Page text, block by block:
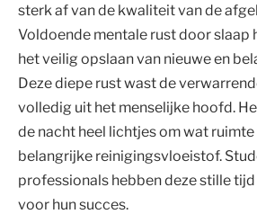
sterk af van de kwaliteit van de
Voldoende mentale rust door slaap
het veilig opslaan van nieuwe en
Deze diepe rust wast de
volledig uit het menselijke hoofd.
de nacht heel lichtjes om wat
belangrijke reinigingsvloeistof.
professionals hebben deze stille
voor hun succes.